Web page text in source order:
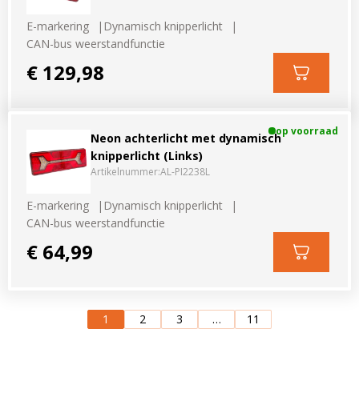
E-markering
Dynamisch knipperlicht
CAN-bus weerstandfunctie
€ 129,98
Neon achterlicht met dynamisch
knipperlicht (Links)
Artikelnummer:AL-PI2238L
op voorraad
E-markering
Dynamisch knipperlicht
CAN-bus weerstandfunctie
€ 64,99
1 2 3 … 11